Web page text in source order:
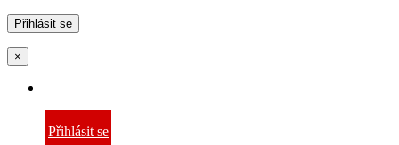
×
Přihlásit se